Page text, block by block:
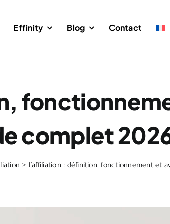
Effinity Blog Contact
complet
> L’affiliation : définition, fonctionnement et